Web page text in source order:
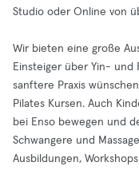
Studio oder Online von
Wir bieten eine große
Einsteiger über Yin- und
sanftere Praxis
Pilates Kursen. Auch
bei Enso bewegen und
Schwangere und
Ausbildungen,